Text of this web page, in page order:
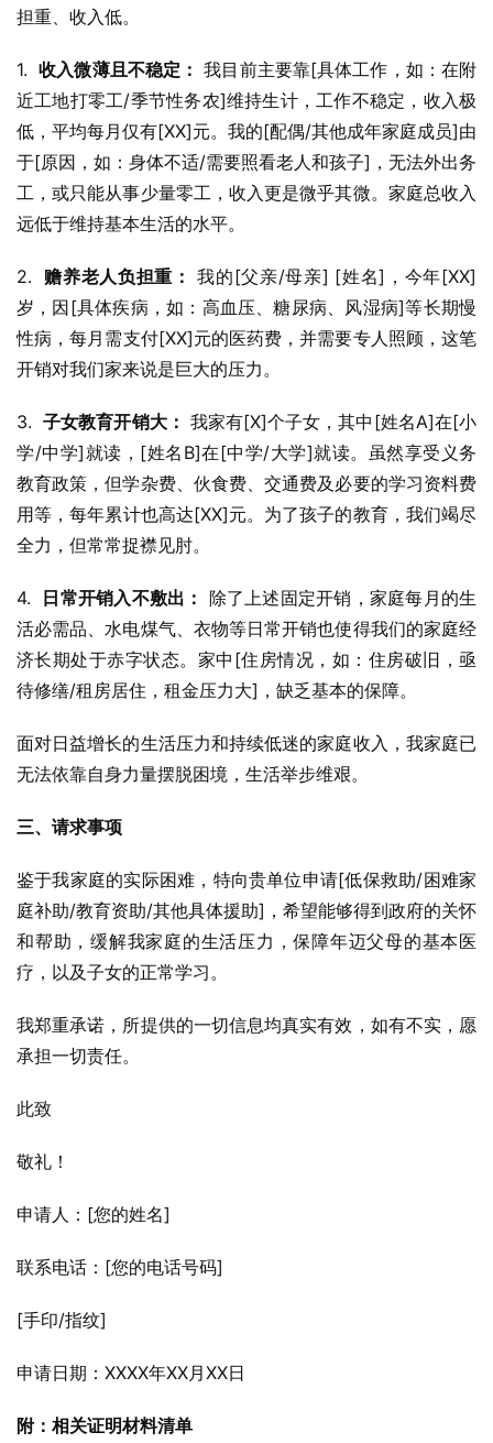
担重、收入低。
1. 收入微薄且不稳定： 我目前主要靠[具体工作，如：在附
近工地打零工/季节性务农]维持生计，工作不稳定，收入极
低，平均每月仅有[XX]元。我的[配偶/其他成年家庭成员]由
于[原因，如：身体不适/需要照看老人和孩子]，无法外出务
工，或只能从事少量零工，收入更是微乎其微。家庭总收入
远低于维持基本生活的水平。
2. 赡养老人负担重： 我的[父亲/母亲] [姓名]，今年[XX]
岁，因[具体疾病，如：高血压、糖尿病、风湿病]等长期慢
性病，每月需支付[XX]元的医药费，并需要专人照顾，这笔
开销对我们家来说是巨大的压力。
3. 子女教育开销大： 我家有[X]个子女，其中[姓名A]在[小
学/中学]就读，[姓名B]在[中学/大学]就读。虽然享受义务
教育政策，但学杂费、伙食费、交通费及必要的学习资料费
用等，每年累计也高达[XX]元。为了孩子的教育，我们竭尽
全力，但常常捉襟见肘。
4. 日常开销入不敷出：
除了上述固定开销，家庭每月的生
活必需品、水电煤气、衣物等日常开销也使得我们的家庭经
济长期处于赤字状态。家中[住房情况，如：住房破旧，亟
待修缮/租房居住，租金压力大]，缺乏基本的保障。
面对日益增长的生活压力和持续低迷的家庭收入，我家庭已
无法依靠自身力量摆脱困境，生活举步维艰。
三、请求事项
鉴于我家庭的实际困难，特向贵单位申请[低保救助/困难家
庭补助/教育资助/其他具体援助]，希望能够得到政府的关怀
和帮助，缓解我家庭的生活压力，保障年迈父母的基本医
疗，以及子女的正常学习。
我郑重承诺，所提供的一切信息均真实有效，如有不实，愿
承担一切责任。
此致
敬礼！
申请人：[您的姓名]
联系电话：[您的电话号码]
[手印/指纹]
申请日期：XXXX年XX月XX日
附：相关证明材料清单